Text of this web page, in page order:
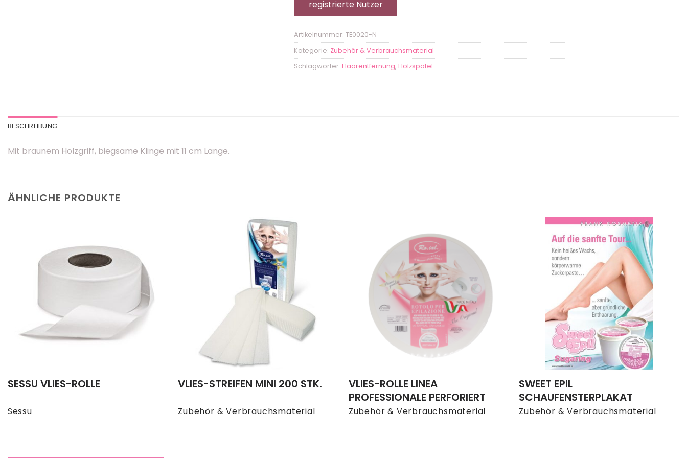
registrierte Nutzer
Artikelnummer: TE0020-N
Kategorie: Zubehör & Verbrauchsmaterial
Schlagwörter: Haarentfernung, Holzspatel
BESCHREIBUNG
Mit braunem Holzgriff, biegsame Klinge mit 11 cm Länge.
ÄHNLICHE PRODUKTE
Sessu
SESSU VLIES-ROLLE
Zubehör & Verbrauchsmaterial
VLIES-STREIFEN MINI 200 STK.
Zubehör & Verbrauchsmaterial
VLIES-ROLLE LINEA
PROFESSIONALE PERFORIERT
Zubehör & Verbrauchsmaterial
SWEET EPIL
SCHAUFENSTERPLAKAT